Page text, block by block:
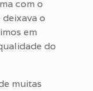
com o
o
em
do
muitas